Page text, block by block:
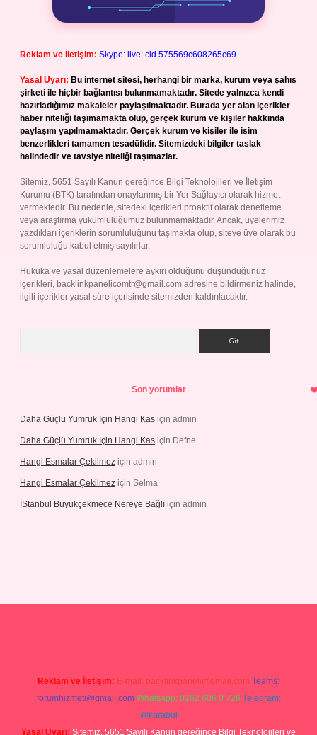
Reklam ve İletişim: Skype: live:.cid.575569c608265c69
Yasal Uyarı: Bu internet sitesi, herhangi bir marka, kurum veya şahıs
şirketi ile hiçbir bağlantısı bulunmamaktadır. Sitede yalnızca kendi
hazırladığımız makaleler paylaşılmaktadır. Burada yer alan içerikler
haber niteliği taşımamakta olup, gerçek kurum ve kişiler hakkında
paylaşım yapılmamaktadır. Gerçek kurum ve kişiler ile isim
benzerlikleri tamamen tesadüfidir. Sitemizdeki bilgiler taslak
halindedir ve tavsiye niteliği taşımazlar.
Sitemiz, 5651 Sayılı Kanun gereğince Bilgi Teknolojileri ve İletişim
Kurumu (BTK) tarafından onaylanmış bir Yer Sağlayıcı olarak hizmet
vermektedir. Bu nedenle, sitedeki içerikleri proaktif olarak denetleme
veya araştırma yükümlülüğümüz bulunmamaktadır. Ancak, üyelerimiz
yazdıkları içeriklerin sorumluluğunu taşımakta olup, siteye üye olarak bu
sorumluluğu kabul etmiş sayılırlar.
Hukuka ve yasal düzenlemelere aykırı olduğunu düşündüğünüz
içerikleri, backlinkpanelicomtr@gmail.com adresine bildirmeniz halinde,
ilgili içerikler yasal süre içerisinde sitemizden kaldırılacaktır.
Son yorumlar
Daha Güçlü Yumruk Için Hangi Kas için admin
Daha Güçlü Yumruk Için Hangi Kas için Defne
Hangi Esmalar Çekilmez için admin
Hangi Esmalar Çekilmez için Selma
İStanbul Büyükçekmece Nereye Bağlı için admin
Reklam ve İletişim: E-mail: backlinkpaneli@gmail.com Teams:
forumhizmeti@gmail.com Whatsapp: 0262 606 0 726 Telegram:
@karabul
Yasal Uyarı: Sitemiz, 5651 Sayılı Kanun gereğince Bilgi Teknolojileri ve